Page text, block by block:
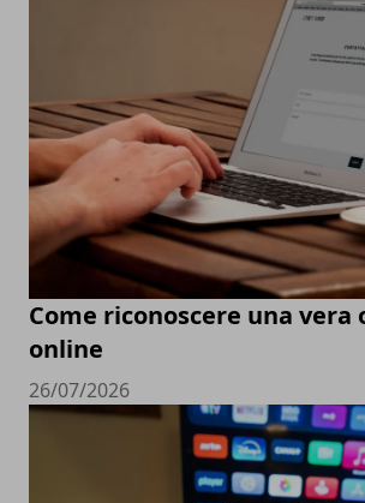
Come riconoscere una vera
online
26/07/2026